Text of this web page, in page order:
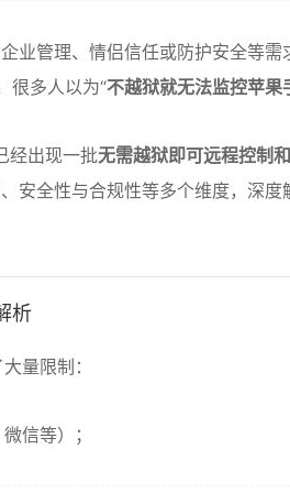
业管理、情侣信任或防护安全等需
很多人以为“不越狱就无法监控苹果
经出现一批无需越狱即可远程控制
安全性与合规性等多个维度，深度
析
量限制：
信等）；